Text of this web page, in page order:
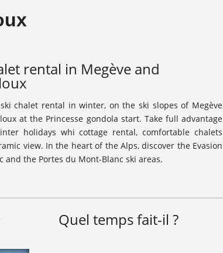
rental in Megève and
chalet rental in winter, on the ski slopes of Megève
at the Princesse gondola start. Take full advantage
holidays whi cottage rental, comfortable chalets
view. In the heart of the Alps, discover the Evasion
and the Portes du Mont-Blanc ski areas.
Quel temps fait-il ?